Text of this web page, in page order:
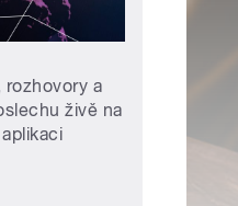
rozhovory a
živě na